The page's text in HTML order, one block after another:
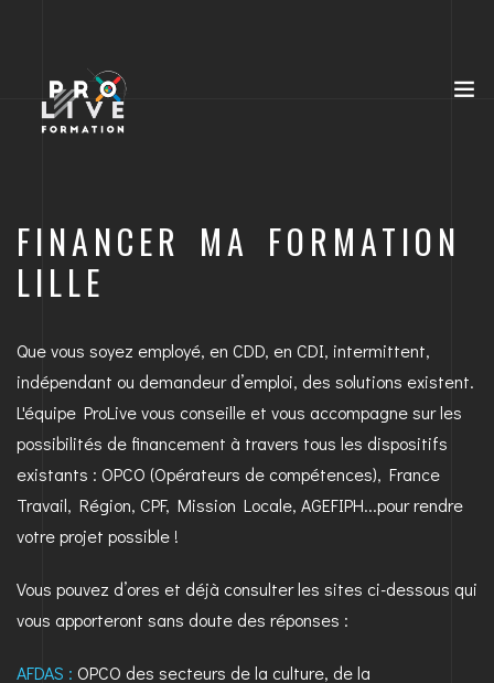
FINANCER MA FORMATION
LILLE
Que vous soyez employé, en CDD, en CDI, intermittent,
indépendant ou demandeur d’emploi, des solutions existent.
L'équipe ProLive vous conseille et vous accompagne sur les
possibilités de financement à travers tous les dispositifs
existants : OPCO (Opérateurs de compétences), France
Travail, Région, CPF, Mission Locale, AGEFIPH...pour rendre
votre projet possible !
Vous pouvez d’ores et déjà consulter les sites ci-dessous qui
vous apporteront sans doute des réponses :
AFDAS : OPCO des secteurs de la culture, de la